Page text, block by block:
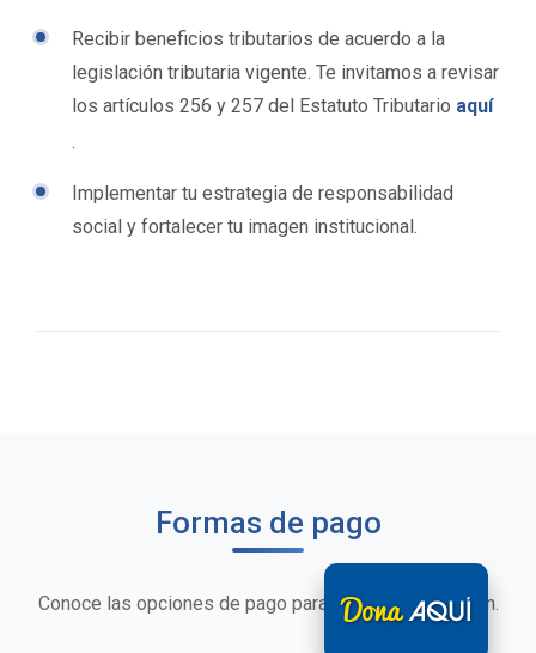
Recibir beneficios tributarios de acuerdo a la
legislación tributaria vigente. Te invitamos a revisar
los artículos 256 y 257 del Estatuto Tributario aquí
.
Implementar tu estrategia de responsabilidad
social y fortalecer tu imagen institucional.
Formas de pago
Conoce las opciones de pago para realizar tu donación.